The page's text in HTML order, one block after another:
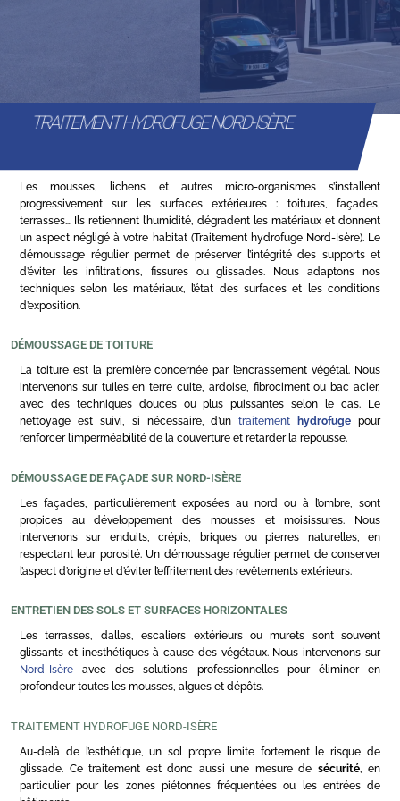
TRAITEMENT HYDROFUGE NORD-ISÈRE
Les mousses, lichens et autres micro-organismes s’installent
progressivement sur les surfaces extérieures : toitures, façades,
terrasses… Ils retiennent l’humidité, dégradent les matériaux et donnent
un aspect négligé à votre habitat (Traitement hydrofuge Nord-Isère). Le
démoussage régulier permet de préserver l’intégrité des supports et
d’éviter les infiltrations, fissures ou glissades. Nous adaptons nos
techniques selon les matériaux, l’état des surfaces et les conditions
d’exposition.
DÉMOUSSAGE DE TOITURE
La toiture est la première concernée par l’encrassement végétal. Nous
intervenons sur tuiles en terre cuite, ardoise, fibrociment ou bac acier,
avec des techniques douces ou plus puissantes selon le cas. Le
nettoyage est suivi, si nécessaire, d’untraitement hydrofuge pour
renforcer l’imperméabilité de la couverture et retarder la repousse.
DÉMOUSSAGE DE FAÇADE SUR NORD-ISÈRE
Les façades, particulièrement exposées au nord ou à l’ombre, sont
propices au développement des mousses et moisissures. Nous
intervenons sur enduits, crépis, briques ou pierres naturelles, en
respectant leur porosité. Un démoussage régulier permet de conserver
l’aspect d’origine et d’éviter l’effritement des revêtements extérieurs.
ENTRETIEN DES SOLS ET SURFACES HORIZONTALES
Les terrasses, dalles, escaliers extérieurs ou murets sont souvent
glissants et inesthétiques à cause des végétaux. Nous intervenons sur
Nord-Isère avec des solutions professionnelles pour éliminer en
profondeur toutes les mousses, algues et dépôts.
TRAITEMENT HYDROFUGE NORD-ISÈRE
Au-delà de l’esthétique, un sol propre limite fortement le risque de
glissade. Ce traitement est donc aussi une mesure de sécurité, en
particulier pour les zones piétonnes fréquentées ou les entrées de